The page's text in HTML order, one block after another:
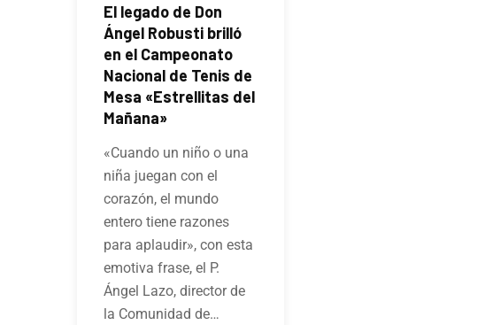
El legado de Don
Ángel Robusti brilló
en el Campeonato
Nacional de Tenis de
Mesa «Estrellitas del
Mañana»
«Cuando un niño o una
niña juegan con el
corazón, el mundo
entero tiene razones
para aplaudir», con esta
emotiva frase, el P.
Ángel Lazo, director de
la Comunidad de…